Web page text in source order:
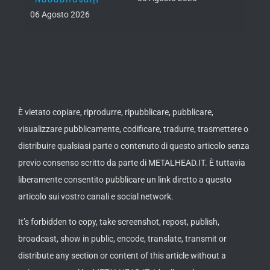
06 Agosto 2026
È vietato copiare, riprodurre, ripubblicare, pubblicare,
visualizzare pubblicamente, codificare, tradurre, trasmettere o
distribuire qualsiasi parte o contenuto di questo articolo senza
previo consenso scritto da parte di METALHEAD.IT. È tuttavia
liberamente consentito pubblicare un link diretto a questo
articolo sui vostro canali e social network.
It’s forbidden to copy, take screenshot, repost, publish,
broadcast, show in public, encode, translate, transmit or
distribute any section or content of this article without a